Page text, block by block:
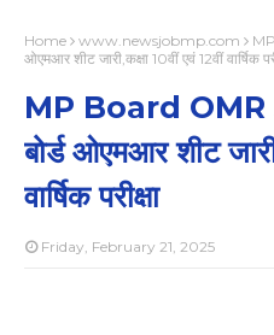
Home www.newsjobmp.com
ओएमआर शीट जारी,कक्षा 10वीं एवं 12वीं वार्षिक
MP Board OMR
बोर्ड ओएमआर शीट
वार्षिक परीक्षा
Friday, February 21, 2025